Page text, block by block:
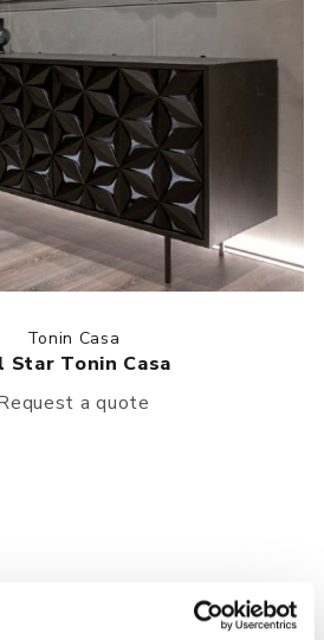
Tonin Casa
Star Tonin Casa
a quote